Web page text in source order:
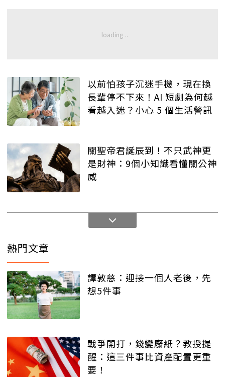
以前怕孩子沉迷手機，現在換
長輩停不下來！AI 短劇為何越
看越入迷？小心 5 個生活警訊
關聖帝君誕辰到！不只武神更
是財神：9個小知識看懂關公神
威
熱門文章
譚敦慈：迎接一個人老後，先
想5件事
戰爭開打，錢變廢紙？教授提
醒：這三件事比資產配置更重
要！